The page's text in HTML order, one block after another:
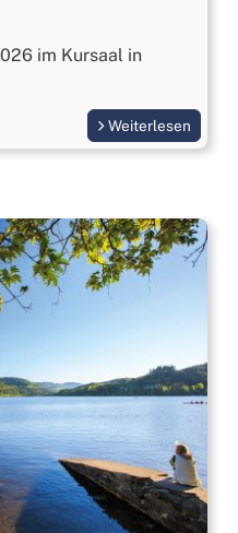
im Kursaal in
Weiterlesen